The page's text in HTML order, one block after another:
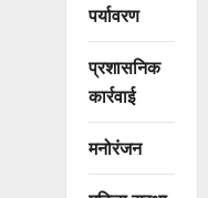
पर्यावरण
प्रशासनिक
कार्रवाई
मनोरंजन